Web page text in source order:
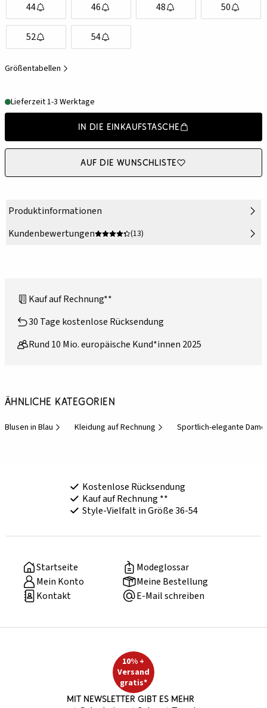
44 46 48 50
52 54
Größentabellen
Lieferzeit 1-3 Werktage
In die Einkaufstasche
Auf die Wunschliste
Produktinformationen
Kundenbewertungen
(13)
Kauf auf Rechnung**
30 Tage kostenlose Rücksendung
Rund 10 Mio. europäische Kund*innen 2025
Ähnliche Kategorien
Blusen in Blau Kleidung auf Rechnung Sportlich-elegante
Kostenlose Rücksendung
Kauf auf Rechnung **
Style-Vielfalt in Größe 36-54
Startseite
Modeglossar
Mein Konto
Meine Bestellung
Kontakt
E-Mail schreiben
10% +
Versand
gratis*
Mit Newsletter gibt es mehr